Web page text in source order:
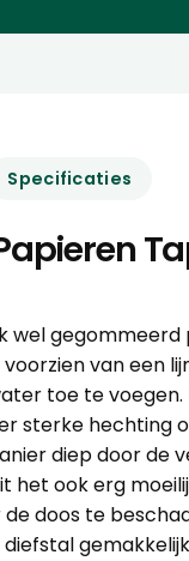
Specificaties
wel gegommeerd
van een
toe te
sterke hechting
diep door de
het ook erg
doos te
diefstal